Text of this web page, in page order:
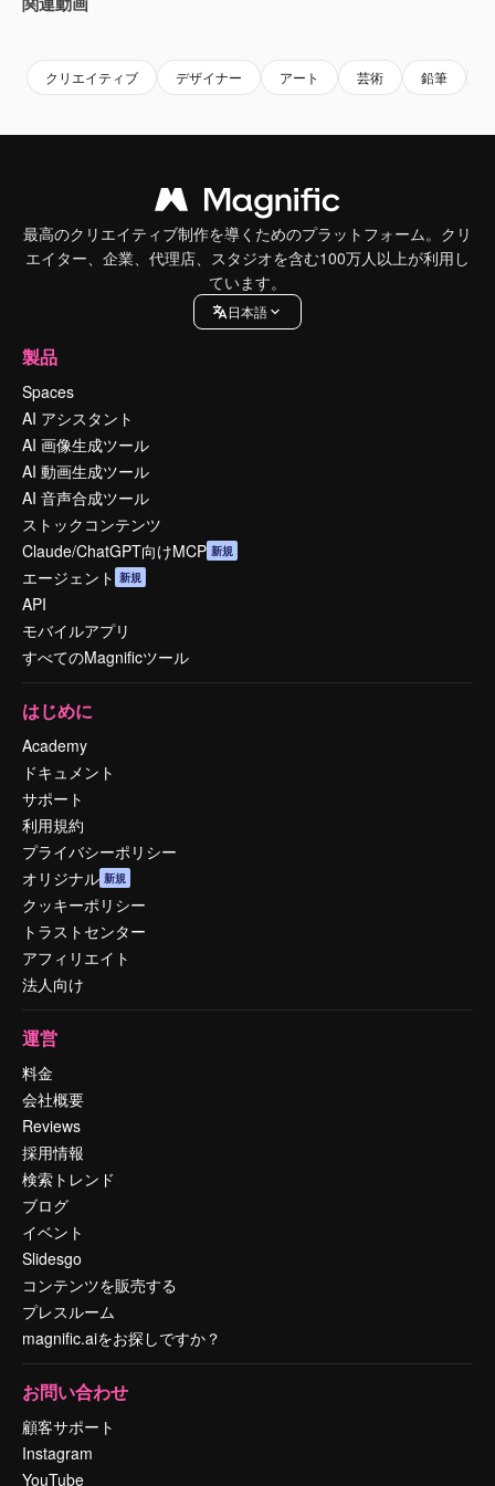
クリエイティブ デザイナー アート 芸術 鉛筆
最高のクリエイティブ制作を導くためのプラットフォーム。クリ
エイター、企業、代理店、スタジオを含む100万人以上が利用し
ています。
日本語
製品
Spaces
AI アシスタント
AI 画像生成ツール
AI 動画生成ツール
AI 音声合成ツール
ストックコンテンツ
Claude/ChatGPT向けMCP 新規
エージェント 新規
API
モバイルアプリ
すべてのMagnificツール
はじめに
Academy
ドキュメント
サポート
利用規約
プライバシーポリシー
オリジナル 新規
クッキーポリシー
トラストセンター
アフィリエイト
法人向け
運営
料金
会社概要
Reviews
採用情報
検索トレンド
ブログ
イベント
Slidesgo
コンテンツを販売する
プレスルーム
magnific.aiをお探しですか？
お問い合わせ
顧客サポート
Instagram
YouTube